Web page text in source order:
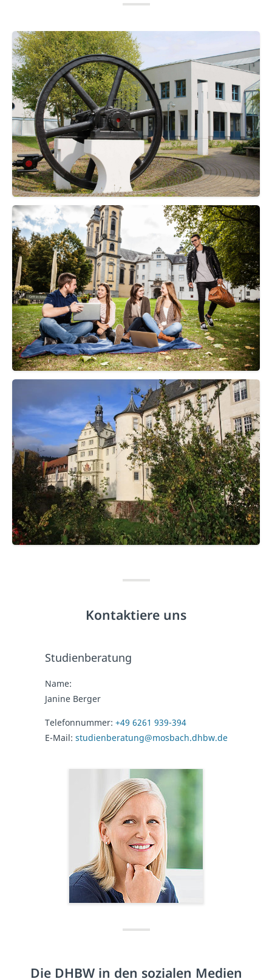
Kontaktiere uns
Studienberatung
Name:
Janine Berger
Telefonnummer: +49 6261 939-394
E-Mail: studienberatung@mosbach.dhbw.de
Die DHBW in den sozialen Medien